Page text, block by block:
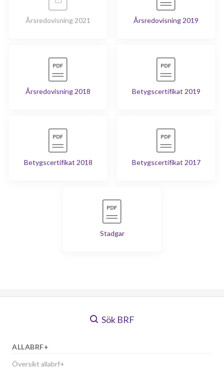
Årsredovisning 2021 Årsredovisning 2019
Årsredovisning 2018 Betygscertifikat 2019
Betygscertifikat 2018 Betygscertifikat 2017
Stadgar
Sök BRF
ALLABRF+
Översikt allabrf+